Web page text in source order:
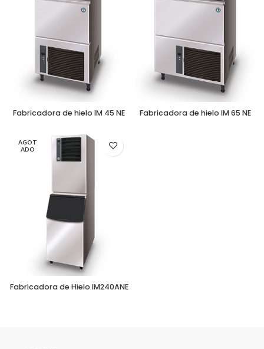
Fabricadora de hielo IM 45 NE Fabricadora de hielo IM 65 NE
AGOT
ADO
Fabricadora de Hielo IM240ANE